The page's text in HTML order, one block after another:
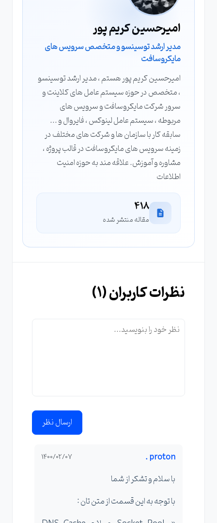
امیرحسین کریم پور
مدیر ارشد توسینسو و متخصص سرویس های
مایکروسافت
امیرحسین کریم پور هستم ، مدیر ارشد توسینسو
، متخصص در حوزه سیستم عامل های کلاینت و
سرور شرکت مایکروسافت و سرویس های
مربوطه ، سیستم عامل لینوکس ، فایروال و ...
سابقه کار با سازمان ها و شرکت های مختلف در
زمینه سرویس های مایکروسافت در قالب پروژه ،
مشاوره و آموزش. علاقه مند به حوزه امنیت
اطلاعات
418
مقاله منتشر شده
نظرات کاربران (1
)
ارسال نظر
proton .
1400/02/07
با سلام و تشکر از شما
با توجه به این قسمت از متن تان :